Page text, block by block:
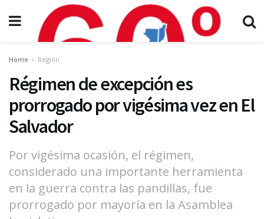
Home Región
Régimen de excepción es
prorrogado por vigésima vez en El
Salvador
Por vigésima ocasión, el régimen,
considerado una importante herramienta
en la guerra contra las pandillas, fue
prorrogado por mayoría en la Asamblea